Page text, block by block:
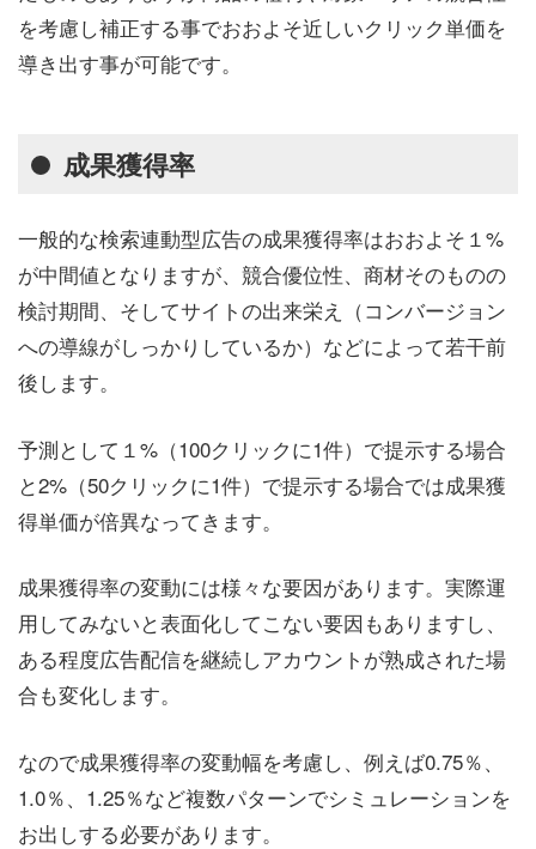
を考慮し補正する事でおおよそ近しいクリック単価を
導き出す事が可能です。
成果獲得率
一般的な検索連動型広告の成果獲得率はおおよそ１%
が中間値となりますが、競合優位性、商材そのものの
検討期間、そしてサイトの出来栄え（コンバージョン
への導線がしっかりしているか）などによって若干前
後します。
予測として１%（100クリックに1件）で提示する場合
と2%（50クリックに1件）で提示する場合では成果獲
得単価が倍異なってきます。
成果獲得率の変動には様々な要因があります。実際運
用してみないと表面化してこない要因もありますし、
ある程度広告配信を継続しアカウントが熟成された場
合も変化します。
なので成果獲得率の変動幅を考慮し、例えば0.75％、
1.0％、1.25％など複数パターンでシミュレーションを
お出しする必要があります。